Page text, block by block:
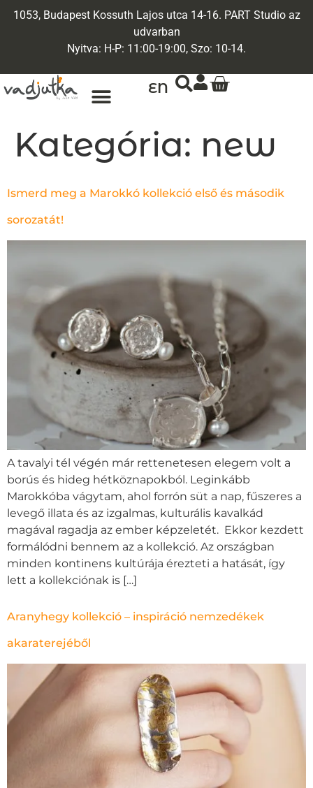
1053, Budapest Kossuth Lajos utca 14-16. PART Studio az
udvarban
Nyitva: H-P: 11:00-19:00, Szo: 10-14.
EN
Kategória: new
Ismerd meg a Marokkó kollekció első és második
sorozatát!
A tavalyi tél végén már rettenetesen elegem volt a
borús és hideg hétköznapokból. Leginkább
Marokkóba vágytam, ahol forrón süt a nap, fűszeres a
levegő illata és az izgalmas, kulturális kavalkád
magával ragadja az ember képzeletét. Ekkor kezdett
formálódni bennem az a kollekció. Az országban
minden kontinens kultúrája érezteti a hatását, így
lett a kollekciónak is […]
Aranyhegy kollekció – inspiráció nemzedékek
akaraterejéből